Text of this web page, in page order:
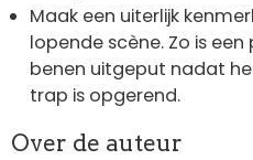
Maak een uiterlijk
lopende scène. Zo is
benen uitgeput nadat
trap is opgerend.
Over de auteur